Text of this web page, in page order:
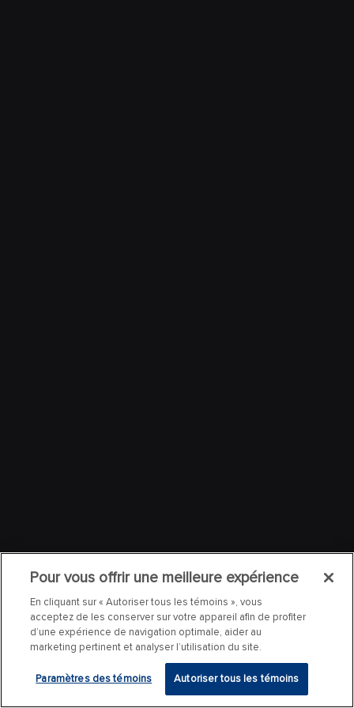
Pour vous offrir une meilleure expérience
En cliquant sur « Autoriser tous les témoins », vous
acceptez de les conserver sur votre appareil afin de profiter
d’une expérience de navigation optimale, aider au
marketing pertinent et analyser l’utilisation du site.
Paramètres des témoins Autoriser tous les témoins